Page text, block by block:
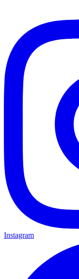
Instagram